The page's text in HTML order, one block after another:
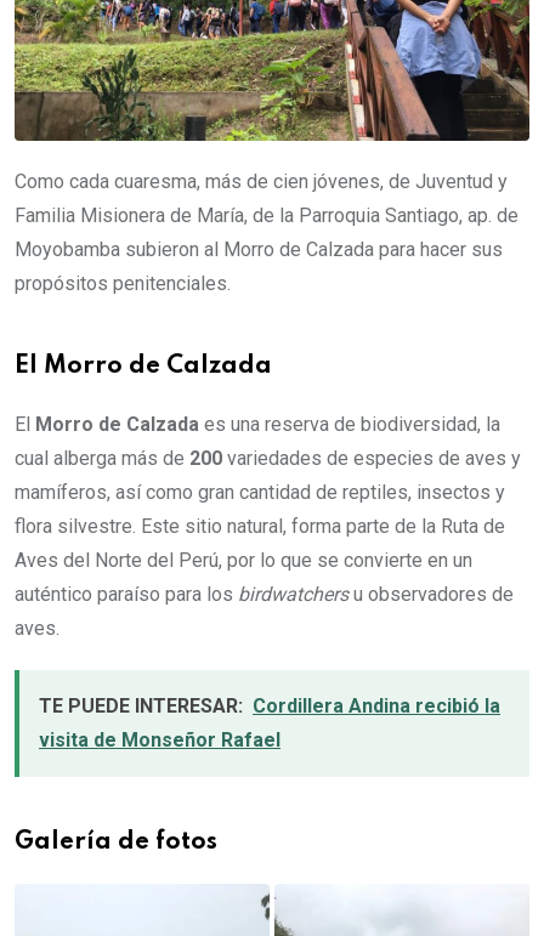
Como cada cuaresma, más de cien jóvenes, de Juventud y
Familia Misionera de María, de la Parroquia Santiago, ap. de
Moyobamba subieron al Morro de Calzada para hacer sus
propósitos penitenciales.
El Morro de Calzada
El Morro de Calzada es una reserva de biodiversidad, la
cual alberga más de 200 variedades de especies de aves y
mamíferos, así como gran cantidad de reptiles, insectos y
flora silvestre. Este sitio natural, forma parte de la Ruta de
Aves del Norte del Perú, por lo que se convierte en un
auténtico paraíso para los birdwatchersu observadores de
aves.
TE PUEDE INTERESAR: Cordillera Andina recibió la
visita de Monseñor Rafael
Galería de fotos